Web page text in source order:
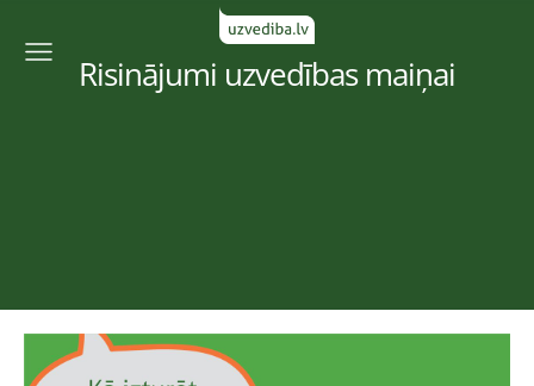
Risinājumi uzvedības maiņai